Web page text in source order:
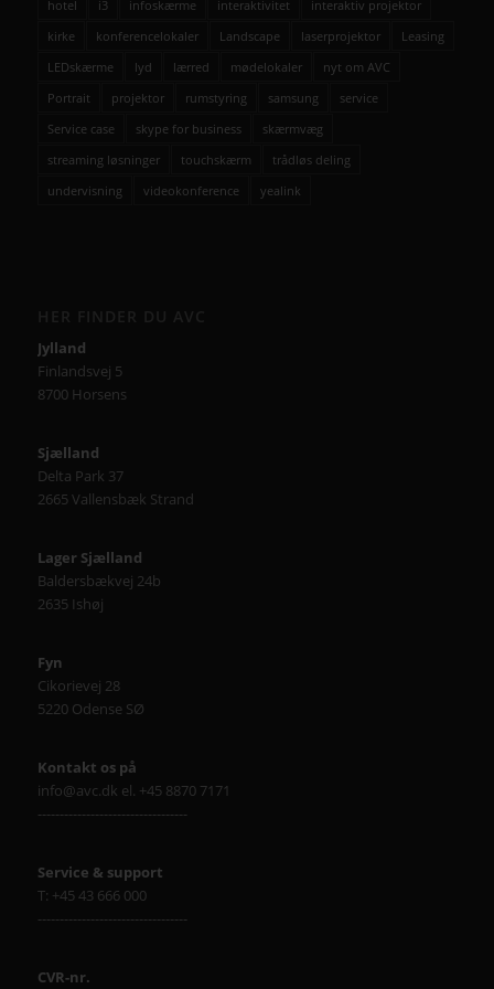
hotel
i3 infoskærme interaktivitet
interaktiv projektor
kirke
konferencelokaler Landscape laserprojektor
Leasing
LEDskærme
lyd lærred mødelokaler
nyt om AVC
Portrait
projektor rumstyring samsung
service
Service case
skype for business
skærmvæg
streaming løsninger
touchskærm
trådløs deling
undervisning
videokonference yealink
Jylland
Finlandsvej 5
8700 Horsens
Sjælland
Delta Park 37
2665 Vallensbæk Strand
Lager Sjælland
Baldersbækvej 24b
2635 Ishøj
Fyn
Cikorievej 28
5220 Odense SØ
Kontakt os på
info@avc.dk el. +45 8870 7171
----------------------------------
Service & support
T: +45 43 666 000
----------------------------------
CVR-nr.